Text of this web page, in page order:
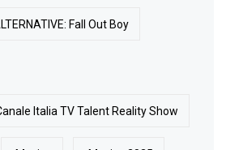
Fall Out Boy
Italia TV Talent Reality Show